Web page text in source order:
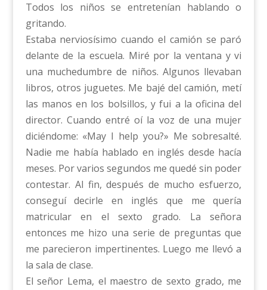
Todos los niños se entretenían hablando o
gritando.
Estaba nerviosísimo cuando el camión se paró
delante de la escuela. Miré por la ventana y vi
una muchedumbre de niños. Algunos llevaban
libros, otros juguetes. Me bajé del camión, metí
las manos en los bolsillos, y fui a la oficina del
director. Cuando entré oí la voz de una mujer
diciéndome: «May I help you?» Me sobresalté.
Nadie me había hablado en inglés desde hacía
meses. Por varios segundos me quedé sin poder
contestar. Al fin, después de mucho esfuerzo,
conseguí decirle en inglés que me quería
matricular en el sexto grado. La señora
entonces me hizo una serie de preguntas que
me parecieron impertinentes. Luego me llevó a
la sala de clase.
El señor Lema, el maestro de sexto grado, me